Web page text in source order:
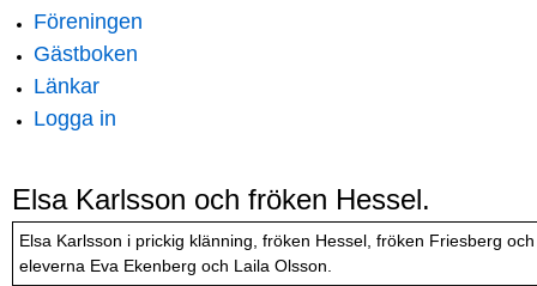
Föreningen
Gästboken
Länkar
Logga in
Elsa Karlsson och fröken Hessel.
Elsa Karlsson i prickig klänning, fröken Hessel, fröken Friesberg
eleverna Eva Ekenberg och Laila Olsson.